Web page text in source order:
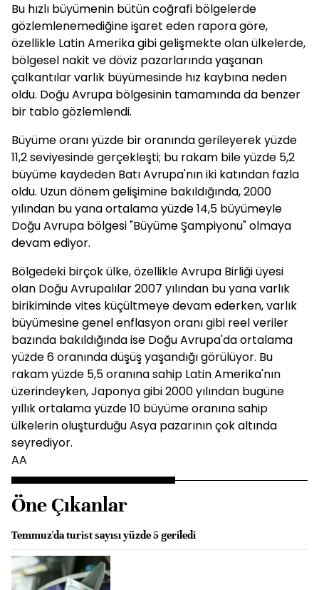
Bu hızlı büyümenin bütün coğrafi bölgelerde
gözlemlenemediğine işaret eden rapora göre,
özellikle Latin Amerika gibi gelişmekte olan ülkelerde,
bölgesel nakit ve döviz pazarlarında yaşanan
çalkantılar varlık büyümesinde hız kaybına neden
oldu. Doğu Avrupa bölgesinin tamamında da benzer
bir tablo gözlemlendi.
Büyüme oranı yüzde bir oranında gerileyerek yüzde
11,2 seviyesinde gerçekleşti; bu rakam bile yüzde 5,2
büyüme kaydeden Batı Avrupa'nın iki katından fazla
oldu. Uzun dönem gelişimine bakıldığında, 2000
yılından bu yana ortalama yüzde 14,5 büyümeyle
Doğu Avrupa bölgesi "Büyüme Şampiyonu" olmaya
devam ediyor.
Bölgedeki birçok ülke, özellikle Avrupa Birliği üyesi
olan Doğu Avrupalılar 2007 yılından bu yana varlık
birikiminde vites küçültmeye devam ederken, varlık
büyümesine genel enflasyon oranı gibi reel veriler
bazında bakıldığında ise Doğu Avrupa'da ortalama
yüzde 6 oranında düşüş yaşandığı görülüyor. Bu
rakam yüzde 5,5 oranına sahip Latin Amerika'nın
üzerindeyken, Japonya gibi 2000 yılından bugüne
yıllık ortalama yüzde 10 büyüme oranına sahip
ülkelerin oluşturduğu Asya pazarının çok altında
seyrediyor.
AA
Öne Çıkanlar
Temmuz'da turist sayısı yüzde 5 geriledi